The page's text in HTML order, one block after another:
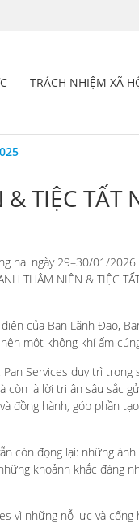
TRÁCH NHIỆM XÃ
TIỆC TẤT
hai ngày 29–30/01/2026
THÂM NIÊN & TIỆC
của Ban Lãnh Đạo,
một không khí ấm
Services duy trì
còn là lời tri ân sâu sắc
đồng hành, góp phần
còn đọng lại: những
khoảnh khắc đáng
vì những nỗ lực và